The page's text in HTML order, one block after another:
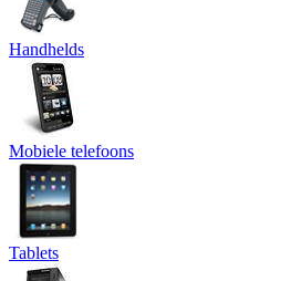
Handhelds
Mobiele telefoons
Tablets